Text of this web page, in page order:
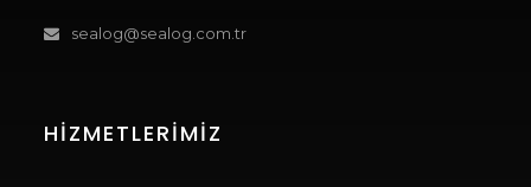
sealog@sealog.com.tr
HIZMETLERIMIZ